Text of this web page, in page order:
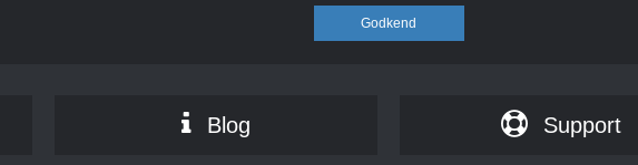
Godkend
Blog Support